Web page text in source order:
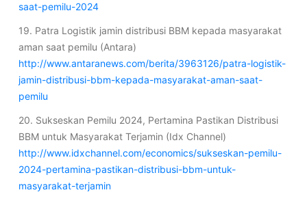
saat-pemilu-2024
19. Patra Logistik jamin distribusi BBM kepada masyarakat
aman saat pemilu (Antara)
http://www.antaranews.com/berita/3963126/patra-logistik-
jamin-distribusi-bbm-kepada-masyarakat-aman-saat-
pemilu
20. Sukseskan Pemilu 2024, Pertamina Pastikan Distribusi
BBM untuk Masyarakat Terjamin (Idx Channel)
http://www.idxchannel.com/economics/sukseskan-pemilu-
2024-pertamina-pastikan-distribusi-bbm-untuk-
masyarakat-terjamin